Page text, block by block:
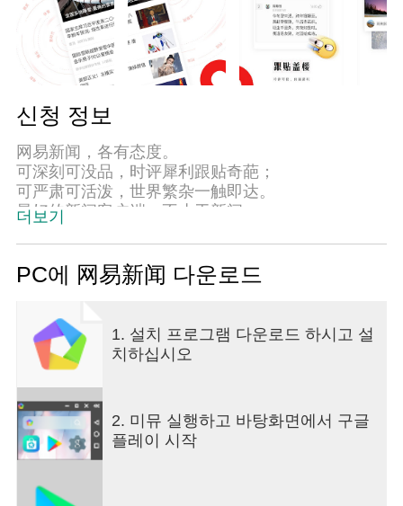
신청 정보
网易新闻，各有态度。
可深刻可没品，时评犀利跟贴奇葩；
可严肃可活泼，世界繁杂一触即达。
最好的新闻客户端，不止于新闻。
老司机or小萌新？人生赢家or卢瑟肥宅？无论哪种人
设，我们总能挑出最合你口味的好内容。风里雨
【独家原创】
人间浪潮汹涌，看客自有态度。槽值爆表不吐不
快，正经搞笑轻松一刻。野生主编王三三，解锁新
闻阅读新姿势！
【海量视频】
超多内容干货爆棚，碎片时间也能涨姿势！
더보기
PC에 网易新闻 다운로드
1. 설치 프로그램 다운로드 하시고 설
치하십시오
2. 미뮤 실행하고 바탕화면에서 구글
플레이 시작